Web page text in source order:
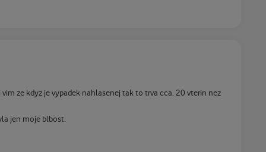
ze kdyz je vypadek nahlasenej tak to trva cca. 20 vterin nez
jen moje blbost.